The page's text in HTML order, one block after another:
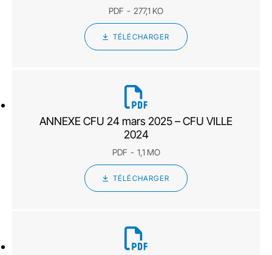
PDF 277,1 KO
TÉLÉCHARGER
ANNEXE CFU 24 mars 2025 – CFU VILLE
2024
PDF 1,1 MO
TÉLÉCHARGER